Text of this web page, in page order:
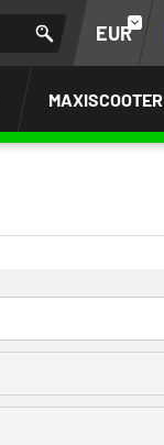
EUR
MAXISCOOTER